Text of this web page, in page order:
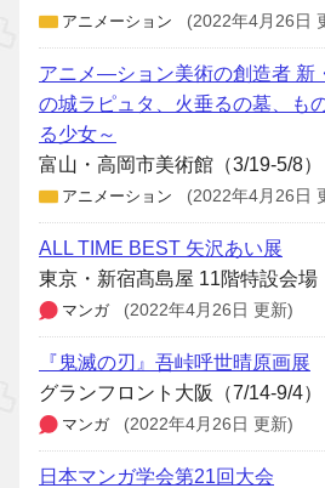
アニメーション (2022年4月26日
アニメ―ション美術の創造者 新
の城ラピュタ、火垂るの墓、も
る少女～
富山・高岡市美術館（3/19-5/8）
アニメーション (2022年4月26日
ALL TIME BEST 矢沢あい展
東京・新宿髙島屋 11階特設会場
マンガ (2022年4月26日 更新)
『鬼滅の刃』吾峠呼世晴原画展
グランフロント大阪（7/14-9/4）
マンガ (2022年4月26日 更新)
日本マンガ学会第21回大会